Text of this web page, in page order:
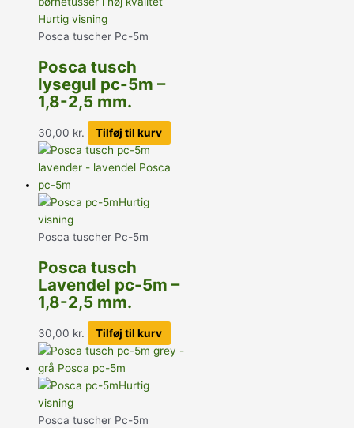
Hurtig visning
Posca tuscher Pc-5m
Posca tusch
lysegul pc-5m –
1,8-2,5 mm.
30,00 kr. Tilføj til kurv
Hurtig
visning
Posca tuscher Pc-5m
Posca tusch
Lavendel pc-5m –
1,8-2,5 mm.
30,00 kr. Tilføj til kurv
Hurtig
visning
Posca tuscher Pc-5m